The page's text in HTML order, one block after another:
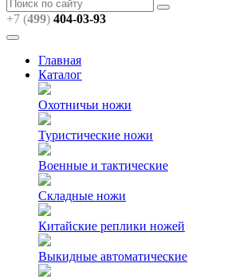
+7 (499) 404-03-93
Главная
Каталог
Охотничьи ножи
Туристические ножи
Военные и тактические
Складные ножи
Китайские реплики ножей
Выкидные автоматические